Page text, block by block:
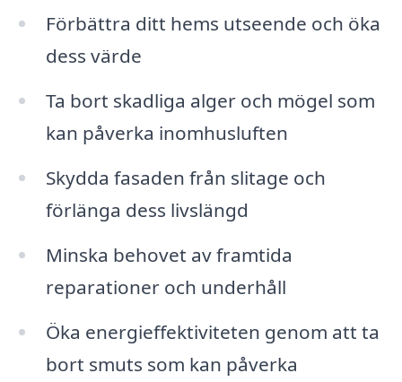
Förbättra ditt hems utseende och öka
dess värde
Ta bort skadliga alger och mögel som
kan påverka inomhusluften
Skydda fasaden från slitage och
förlänga dess livslängd
Minska behovet av framtida
reparationer och underhåll
Öka energieffektiviteten genom att ta
bort smuts som kan påverka